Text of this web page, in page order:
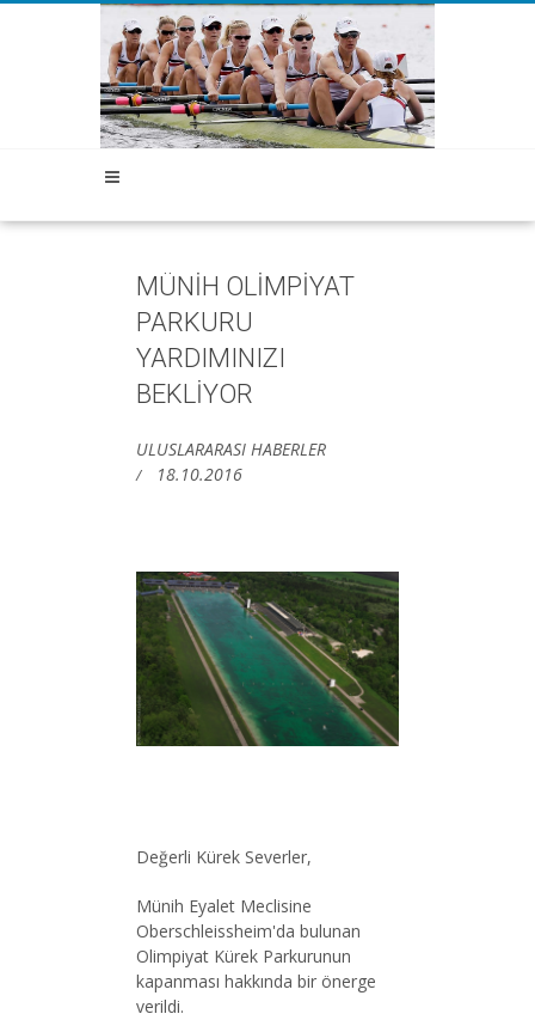
MÜNİH OLİMPİYAT
PARKURU
YARDIMINIZI
BEKLİYOR
ULUSLARARASI HABERLER
18.10.2016
Değerli Kürek Severler,
Münih Eyalet Meclisine
Oberschleissheim'da bulunan
Olimpiyat Kürek Parkurunun
kapanması hakkında bir önerge
verildi.